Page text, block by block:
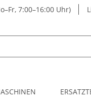
7:00–16:00 Uhr)